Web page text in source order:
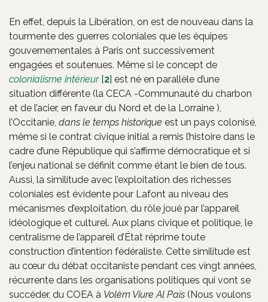
En effet, depuis la Libération, on est de nouveau dans la
tourmente des guerres coloniales que les équipes
gouvernementales à Paris ont successivement
engagées et soutenues. Même si le concept de
colonialisme intérieur[2] est né en parallèle d’une
situation différente (la CECA -Communauté du charbon
et de l’acier, en faveur du Nord et de la Lorraine ),
l’Occitanie, dans le temps historique est un pays colonisé,
même si le contrat civique initial a remis l’histoire dans le
cadre d’une République qui s’affirme démocratique et si
l’enjeu national se définit comme étant le bien de tous.
Aussi, la similitude avec l’exploitation des richesses
coloniales est évidente pour Lafont au niveau des
mécanismes d’exploitation, du rôle joué par l’appareil
idéologique et culturel. Aux plans civique et politique, le
centralisme de l’appareil d’État réprime toute
construction d’intention fédéraliste. Cette similitude est
au cœur du débat occitaniste pendant ces vingt années,
récurrente dans les organisations politiques qui vont se
succéder, du COEA à Volèm Viure Al Païs (Nous voulons